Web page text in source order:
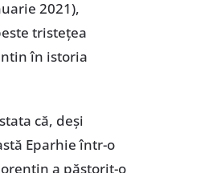
2021),
tristețea
în istoria
că, deși
Eparhie într-o
a păstorit-o